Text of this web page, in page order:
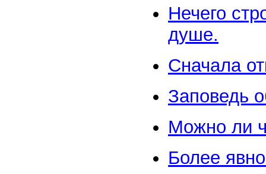
Нечего
душе.
Сначала
Заповедь
Можно ли
Более